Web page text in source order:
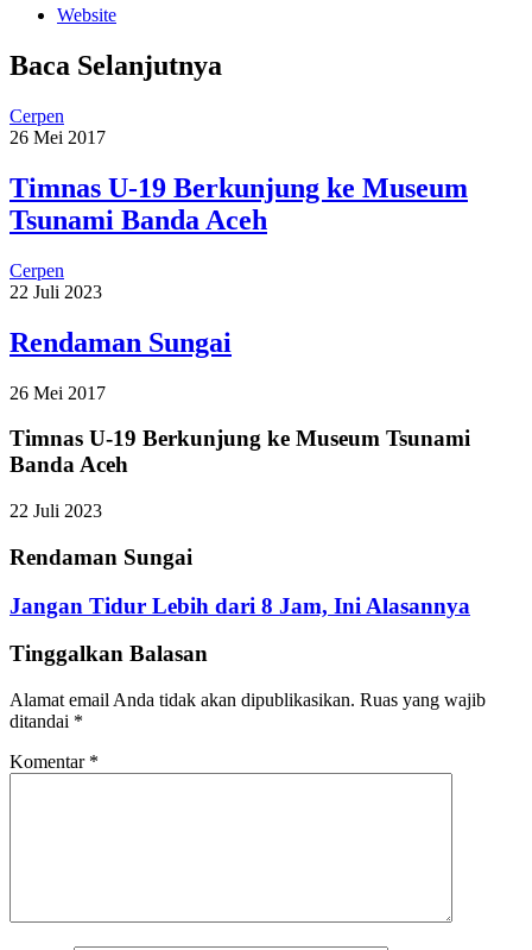
Website
Baca Selanjutnya
Cerpen
26 Mei 2017
Timnas U-19 Berkunjung ke Museum
Tsunami Banda Aceh
Cerpen
22 Juli 2023
Rendaman Sungai
26 Mei 2017
Timnas U-19 Berkunjung ke Museum Tsunami
Banda Aceh
22 Juli 2023
Rendaman Sungai
Jangan Tidur Lebih dari 8 Jam, Ini Alasannya
Tinggalkan Balasan
Alamat email Anda tidak akan dipublikasikan. Ruas yang wajib
ditandai *
Komentar *